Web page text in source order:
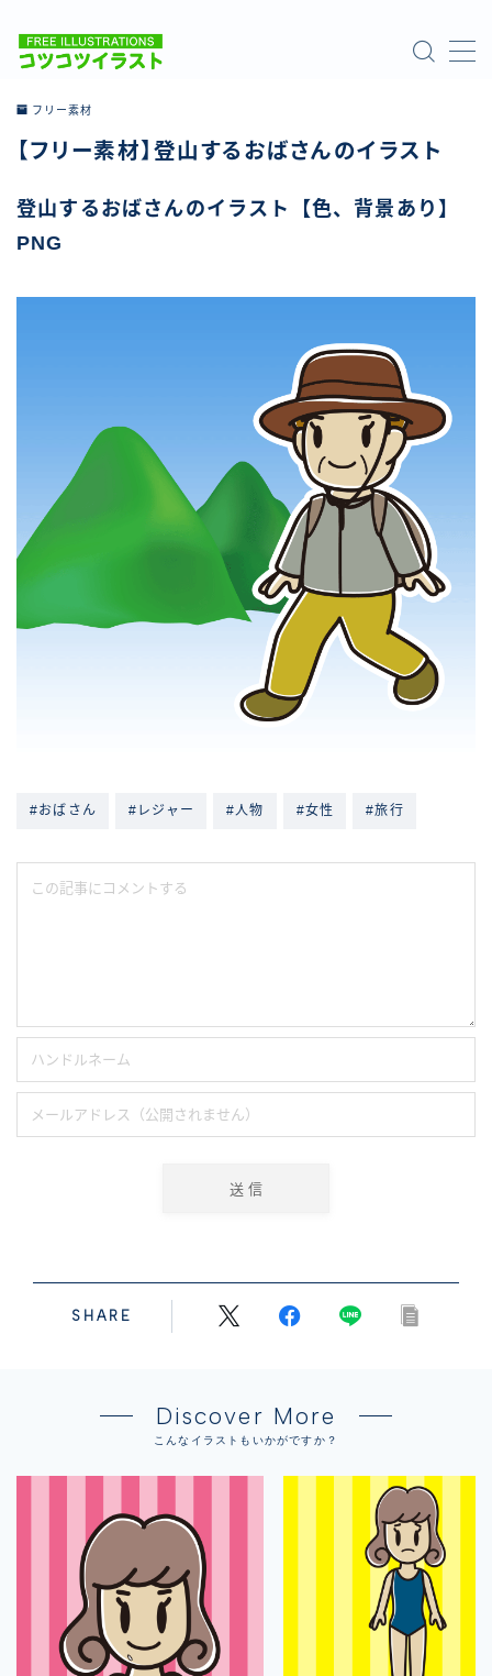
ホーム
ご利用について
フリー素材
【フリー素材】登山するおばさんのイラスト
登山するおばさんのイラスト【色、背景あり】
PNG
#おばさん #レジャー #人物 #女性 #旅行
SHARE
Discover More
こんなイラストもいかがですか？